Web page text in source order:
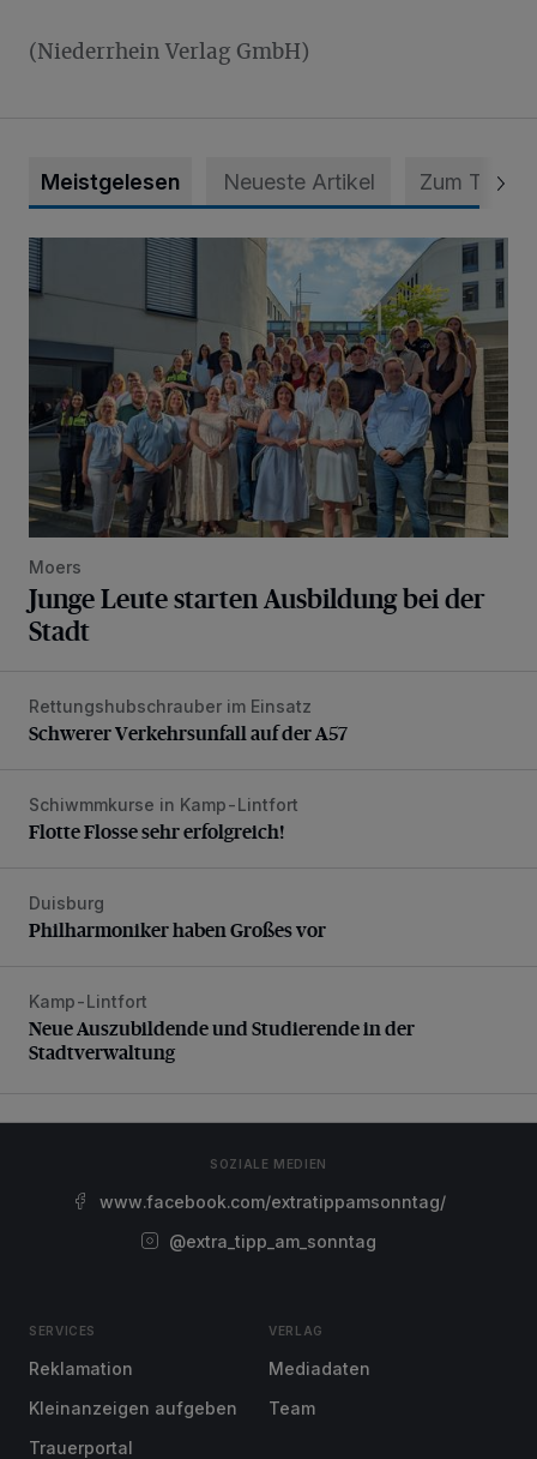
(Niederrhein Verlag GmbH)
Meistgelesen Neueste Artikel Zum Thema
Junge Leute starten Ausbildung bei der Stadt
Moers
Junge Leute starten Ausbildung bei der
Stadt
Schwerer Verkehrsunfall auf der A57
Rettungshubschrauber im Einsatz
Schwerer Verkehrsunfall auf der A57
Flotte Flosse sehr erfolgreich!
Schiwmmkurse in Kamp-Lintfort
Flotte Flosse sehr erfolgreich!
Philharmoniker haben Großes vor
Duisburg
Philharmoniker haben Großes vor
Neue Auszubildende und Studierende in der
Kamp-Lintfort
Neue Auszubildende und Studierende in der
Stadtverwaltung
SOZIALE MEDIEN
www.facebook.com/extratippamsonntag/
@extra_tipp_am_sonntag
SERVICES
Reklamation
Kleinanzeigen aufgeben
Trauerportal
VERLAG
Mediadaten
Team